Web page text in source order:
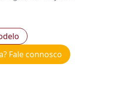
Fale connosco